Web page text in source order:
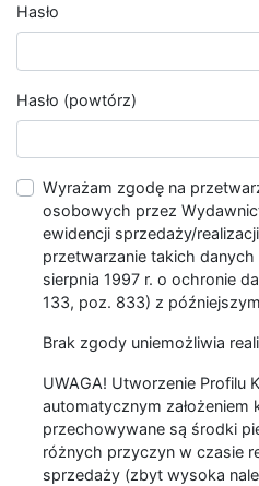
Hasło
Hasło (powtórz)
Wyrażam zgodę na
osobowych przez
ewidencji sprzedaży/
przetwarzanie takich
sierpnia 1997 r. o ochronie
133, poz. 833) z
Brak zgody uniemożliwia
UWAGA! Utworzenie Profilu
automatycznym założeniem
przechowywane są środki
różnych przyczyn w czasie
sprzedaży (zbyt wysoka